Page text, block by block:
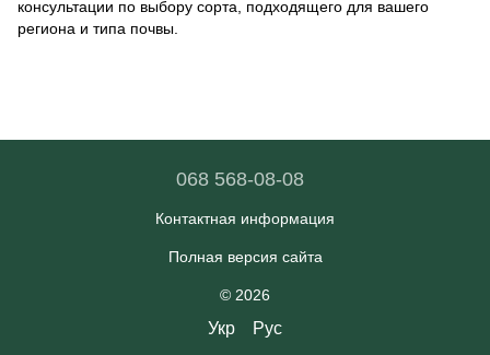
консультации по выбору сорта, подходящего для вашего
региона и типа почвы.
068 568-08-08
Контактная информация
Полная версия сайта
© 2026
Укр Рус